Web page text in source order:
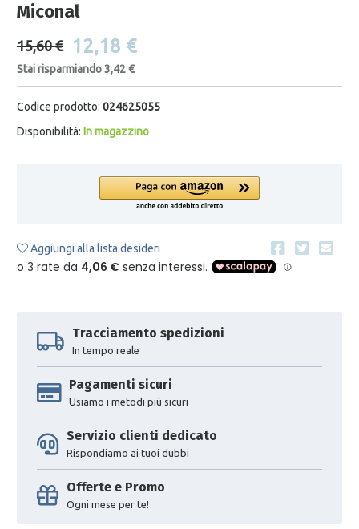
Miconal
15,60 € 12,18 €
Stai risparmiando 3,42 €
Codice prodotto: 024625055
Disponibilità: In magazzino
Aggiungi alla lista desideri
Tracciamento spedizioni
In tempo reale
Pagamenti sicuri
Usiamo i metodi più sicuri
Servizio clienti dedicato
Rispondiamo ai tuoi dubbi
Offerte e Promo
Ogni mese per te!